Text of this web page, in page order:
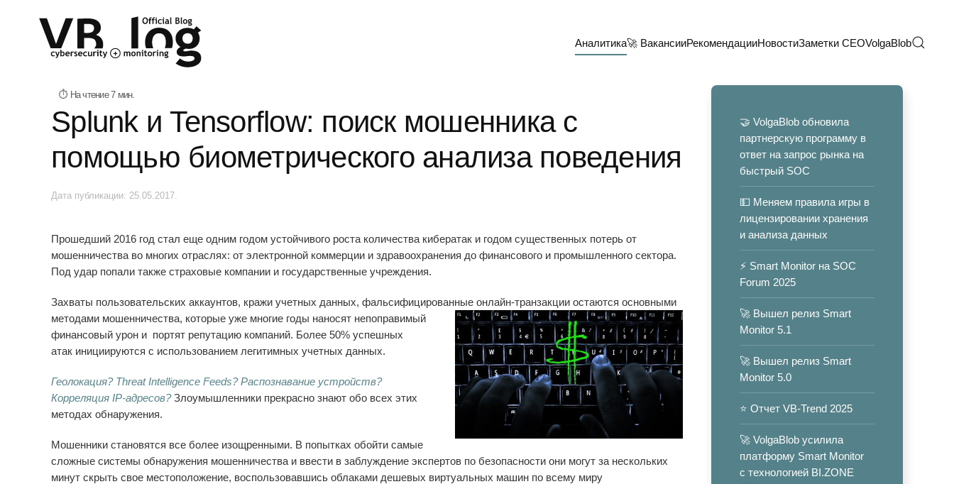
Аналитика🚀 ВакансииРекомендацииНовостиЗаметки CEOVolgaBlob
Splunk и Tensorflow: поиск мошенника с
помощью биометрического анализа поведения
Дата публикации: 25.05.2017.
Прошедший 2016 год стал еще одним годом устойчивого роста количества кибератак и годом существенных потерь от
мошенничества во многих отраслях: от электронной коммерции и здравоохранения до финансового и промышленного сектора.
Под удар попали также страховые компании и государственные учреждения.
Захваты пользовательских аккаунтов, кражи учетных данных, фальсифицированные онлайн-транзакции остаются основными
методами мошенничества, которые уже многие годы наносят непоправимый
финансовый урон и портят репутацию компаний. Более 50% успешных
атак инициируются с использованием легитимных учетных данных.
Геолокация? Threat Intelligence Feeds? Распознавание устройств?
Корреляция IP-адресов?Злоумышленники прекрасно знают обо всех этих
методах обнаружения.
Мошенники становятся все более изощренными. В попытках обойти самые
сложные системы обнаружения мошенничества и ввести в заблуждение экспертов по безопасности они могут за нескольких
минут скрыть свое местоположение, воспользовавшись облаками дешевых виртуальных машин по всему миру
🤝 VolgaBlob обновила
партнерскую программу в
ответ на запрос рынка на
быстрый SOC
💵 Меняем правила игры в
лицензировании хранения
и анализа данных
⚡️ Smart Monitor на SOC
Forum 2025
🚀 Вышел релиз Smart
Monitor 5.1
🚀 Вышел релиз Smart
Monitor 5.0
⭐️ Отчет VB-Trend 2025
🚀 VolgaBlob усилила
платформу Smart Monitor
с технологией BI.ZONE